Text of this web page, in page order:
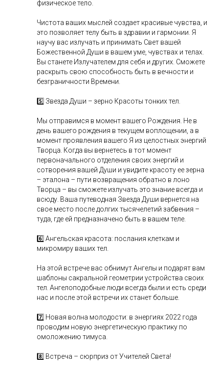
физическое тело.
Чистота ваших мыслей создает красивые чувства, и
это позволяет телу быть в здравии и гармонии. Я
научу вас излучать и принимать Свет вашей
Божественной Души в вашем уме, чувствах и телах.
Вы станете Излучателем для себя и других. Сможете
раскрыть свою способность быть в вечности и
безграничности Времени.
5️⃣ Звезда Души – зерно Красоты тонких тел.
Мы отправимся в момент вашего Рождения. Не в
день вашего рождения в текущем воплощении, а в
момент проявления вашего Я из целостных энергий
Творца. Когда вы вернетесь в тот момент
первоначального отделения своих энергий и
сотворения вашей Души и увидите красоту ее зерна
– эталона – пути возвращения обратно в лоно
Творца – вы сможете излучать это знание всегда и
всюду. Ваша путеводная Звезда Души вернется на
свое место после долгих тысячелетий забвения –
туда, где ей предназначено быть в вашем теле.
6️⃣ Ангельская красота: послания клеткам и
микромиру ваших тел.
На этой встрече вас обнимут Ангелы и подарят вам
шаблоны сакральной геометрии устройства своих
тел. Ангелоподобные люди всегда были и есть среди
нас и после этой встречи их станет больше.
7️⃣ Новая волна молодости: в энергиях 2022 года
проводим новую энергетическую практику по
омоложению тимуса.
8️⃣ Встреча – сюрприз от Учителей Света!